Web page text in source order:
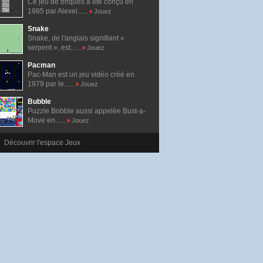
Ce jeu de briques a été conçu en
1985 par Alexei......
Jouez
Snake
Snake, de l'anglais signifiant «
serpent », est......
Jouez
Pacman
Pac-Man est un jeu vidéo créé en
1979 par le......
Jouez
Bubble
Puzzle Bobble aussi appelée Bust-a-
Move en......
Jouez
Découvrir l'espace Jeux